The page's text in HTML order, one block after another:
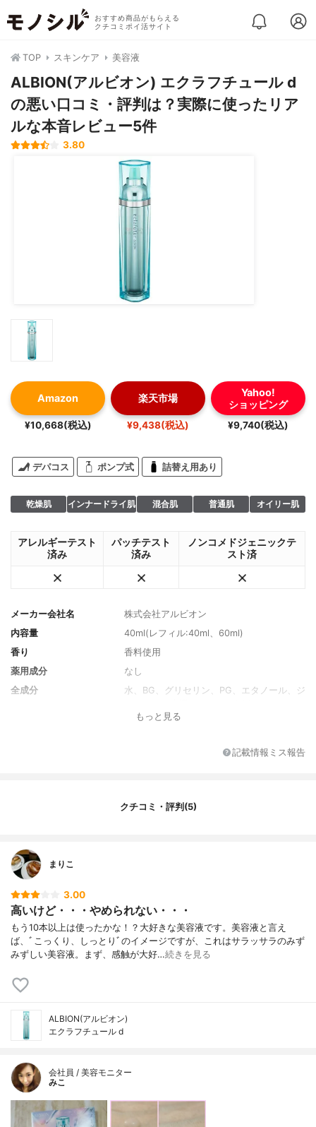
おすすめ商品がもらえる
クチコミポイ活サイト
TOP スキンケア 美容液
ALBION(アルビオン) エクラフチュール d
の悪い口コミ・評判は？実際に使ったリア
ルな本音レビュー5件
3.80
Amazon
¥10,668(税込)
楽天市場
¥9,438(税込)
Yahoo!
ショッピング
¥9,740(税込)
デパコス ポンプ式 詰替え用あり
乾燥肌 インナードライ肌 混合肌 普通肌 オイリー肌
アレルギーテスト
済み
パッチテスト
済み
ノンコメドジェニックテ
スト済
メーカー会社名
株式会社アルビオン
内容量
40ml(レフィル:40ml、60ml)
香り
香料使用
薬用成分
なし
全成分
水、BG、グリセリン、PG、エタノール、ジ
ルビン酸Na、アセチルグルタミン酸、アル
ド3、セリン、チョウジエキス、テオブロマ
ンHCI、EDTA、EDTA-2Na、オリゴペプチ
もっと見る
記載情報ミス報告
クチコミ・評判(5)
まりこ
3.00
高いけど・・・やめられない・・・
もう10本以上は使ったかな！？大好きな美容液です。美容液と言え
ば、ﾞこっくり、しっとりﾞのイメージですが、これはサラッサラのみず
みずしい美容液。まず、感触が大好…続きを見る
ALBION(アルビオン)
エクラフチュール d
会社員 / 美容モニター
みこ